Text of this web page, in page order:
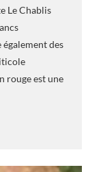
Le Chablis
également des
rouge est une